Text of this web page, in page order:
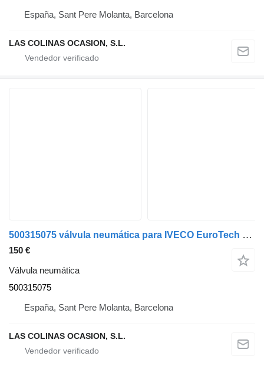
España, Sant Pere Molanta, Barcelona
LAS COLINAS OCASION, S.L.
500315075 válvula neumática para IVECO EuroTech camión
150 €
Válvula neumática
500315075
España, Sant Pere Molanta, Barcelona
LAS COLINAS OCASION, S.L.